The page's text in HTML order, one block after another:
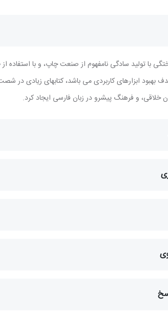
با تولید سادگی نامفهوم از صنعت چاپ، و با استفاده
بهبود ابزارهای کاربردی می باشد، کتابهای زیادی
و فرهنگ پیشرو در زبان فارسی ایجاد کرد.